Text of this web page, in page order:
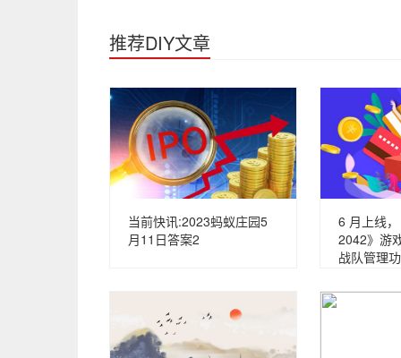
推荐DIY文章
当前快讯:2023蚂蚁庄园5
月11日答案2
6 月上线
2042》游
战队管理